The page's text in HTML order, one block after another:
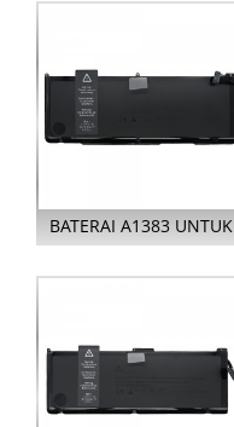
BATERAI A1383 UNTUK